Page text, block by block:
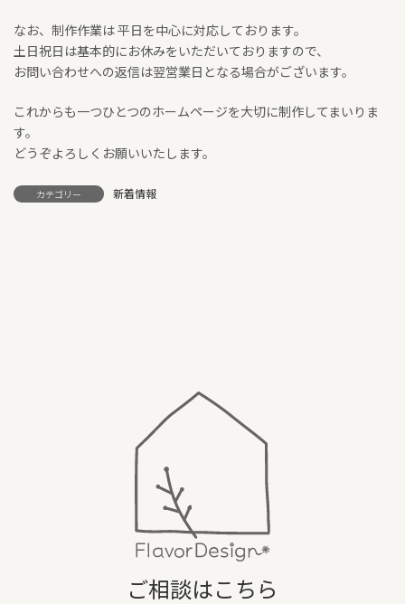
なお、制作作業は 平日を中心に対応しております。
土日祝日は基本的にお休みをいただいておりますので、
お問い合わせへの返信は翌営業日となる場合がございます。
これからも一つひとつのホームページを大切に制作してまいりま
す。
どうぞよろしくお願いいたします。
カテゴリー 新着情報
ご相談はこちら